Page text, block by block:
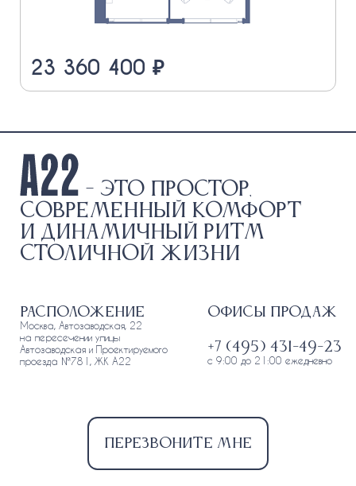
23 360 400 ₽
- это простор,
современный комфорт
и динамичный ритм
столичной жизни
Расположение
Москва, Автозаводская, 22
на пересечении улицы
Автозаводская и Проектируемого
проезда №781, ЖК А22
Офисы продаж
+7 (495) 431-49-23
с 9:00 до 21:00 ежедневно
Перезвоните мне